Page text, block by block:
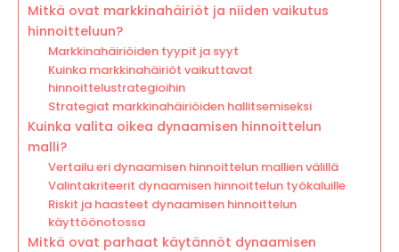
Mitkä ovat markkinahäiriöt ja niiden vaikutus
hinnoitteluun?
Markkinahäiriöiden tyypit ja syyt
Kuinka markkinahäiriöt vaikuttavat
hinnoittelustrategioihin
Strategiat markkinahäiriöiden hallitsemiseksi
Kuinka valita oikea dynaamisen hinnoittelun
malli?
Vertailu eri dynaamisen hinnoittelun mallien välillä
Valintakriteerit dynaamisen hinnoittelun työkaluille
Riskit ja haasteet dynaamisen hinnoittelun
käyttöönotossa
Mitkä ovat parhaat käytännöt dynaamisen